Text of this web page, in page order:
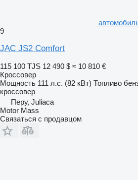
9
JAC JS2 Comfort
115 100 TJS 12 490 $ ≈ 10 810 €
Кроссовер
Мощность 111 л.с. (82 кВт) Топливо
кроссовер
Перу, Juliaca
Motor Mass
Связаться с продавцом